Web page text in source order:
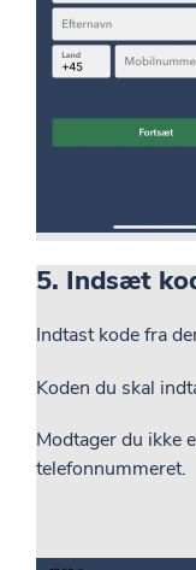
5. Indsæt
Indtast kode fra
Koden du skal
Modtager du ikke
telefonnummeret.